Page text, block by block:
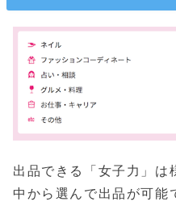
出品できる「女子力」は
中から選んで出品が可能